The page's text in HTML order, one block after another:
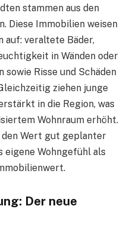
stammen aus den
Diese Immobilien weisen
veraltete Bäder,
in Wänden oder
sowie Risse und Schäden
ziehen junge
in die Region, was
Wohnraum erhöht.
den Wert gut geplanter
eigene Wohngefühl als
Der neue